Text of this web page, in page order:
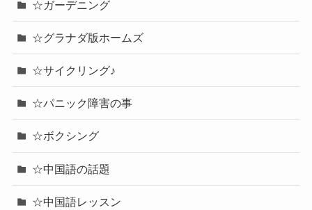
☆ガーデニング
☆グラナダ版ホームズ
☆サイクリング♪
☆パニック障害の事
☆ボクシング
☆中国語の話題
☆中国語レッスン